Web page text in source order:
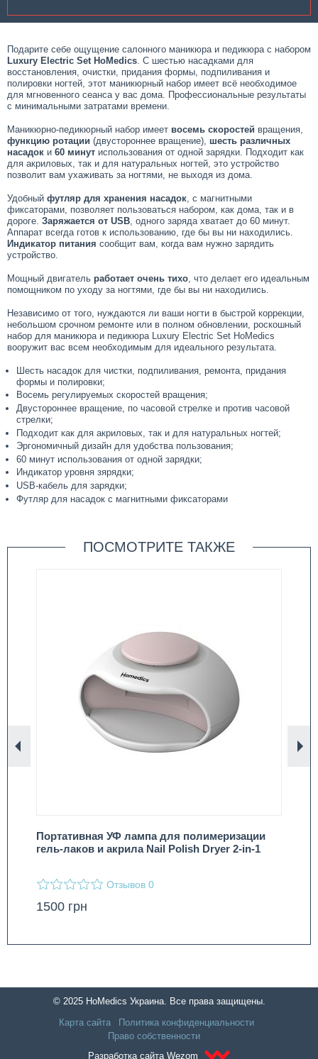
Подарите себе ощущение салонного маникюра и педикюра с набором
Luxury Electric Set HoMedics. С шестью насадками для
восстановления, очистки, придания формы, подпиливания и
полировки ногтей, этот маникюрный набор имеет всё необходимое
для мгновенного сеанса у вас дома. Профессиональные результаты
с минимальными затратами времени.
Маникюрно-педикюрный набор имеет восемь скоростей вращения,
функцию ротации (двустороннее вращение), шесть различных
насадок и 60 минут использования от одной зарядки. Подходит как
для акриловых, так и для натуральных ногтей, это устройство
позволит вам ухаживать за ногтями, не выходя из дома.
Удобный футляр для хранения насадок, с магнитными
фиксаторами, позволяет пользоваться набором, как дома, так и в
дороге. Заряжается от USB, одного заряда хватает до 60 минут.
Аппарат всегда готов к использованию, где бы вы ни находились.
Индикатор питания сообщит вам, когда вам нужно зарядить
устройство.
Мощный двигатель работает очень тихо, что делает его идеальным
помощником по уходу за ногтями, где бы вы ни находились.
Независимо от того, нуждаются ли ваши ногти в быстрой коррекции,
небольшом срочном ремонте или в полном обновлении, роскошный
набор для маникюра и педикюра Luxury Electric Set HoMedics
вооружит вас всем необходимым для идеального результата.
Шесть насадок для чистки, подпиливания, ремонта, придания
формы и полировки;
Восемь регулируемых скоростей вращения;
Двустороннее вращение, по часовой стрелке и против часовой
стрелки;
Подходит как для акриловых, так и для натуральных ногтей;
Эргономичный дизайн для удобства пользования;
60 минут использования от одной зарядки;
Индикатор уровня зярядки;
USB-кабель для зарядки;
Футляр для насадок с магнитными фиксаторами
ПОСМОТРИТЕ ТАКЖЕ
Портативная УФ лампа для полимеризации
гель-лаков и акрила Nail Polish Dryer 2-in-1
Отзывов 0
1500 грн
Назад
© 2025 HoMedics Украина. Все права защищены.
Карта сайта
Политика конфиденциальности
Право собственности
Разработка сайта Wezom